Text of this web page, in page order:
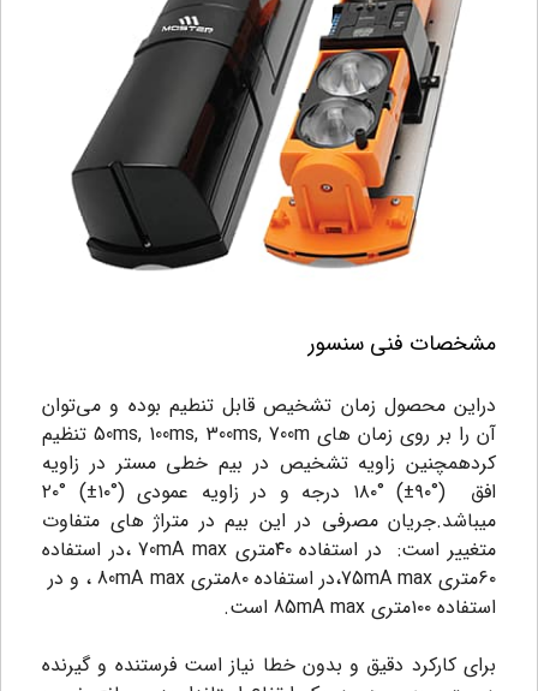
مشخصات فنی سنسور
دراین محصول زمان تشخیص قابل تنطیم بوده و می‌توان
آن را بر روی زمان های 50ms, 100ms, 300ms, 700m تنظیم
کرد‌همچنین زاویه تشخیص در بیم خطی مستر در زاویه
افق (°۹۰±) °۱۸۰ درجه و در زاویه عمودی (°۱۰±) °۲۰
میباشد.جریان مصرفی در این بیم در متراژ های متفاوت
متغییر است: در استفاده ۴۰متری 70mA max ،در استفاده
۶۰متری 75mA max،در استفاده ۸۰متری 80mA max ، و در
استفاده ۱۰۰متری 85mA max است.
برای کارکرد دقیق و بدون خطا نیاز است فرستنده و گیرنده